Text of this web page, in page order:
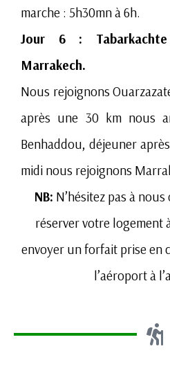
marche : 5h30mn à 6h.
Jour 6 :
Marrakech.
Nous rejoignons
après une 30 km nous
Benhaddou, déjeuner
midi nous rejoignons
NB: N’hésitez pas à nous
réserver votre logement
envoyer un forfait prise en
l’aéroport à